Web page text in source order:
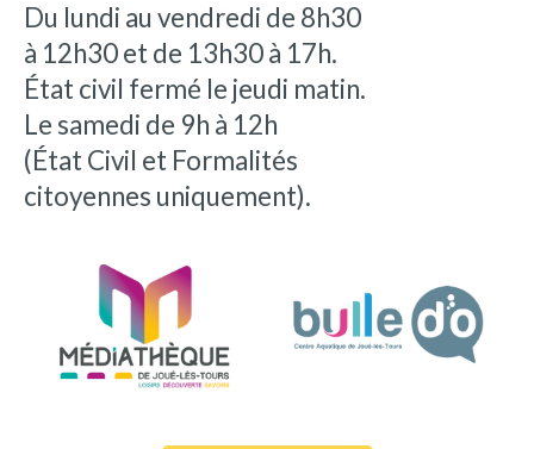
Du lundi au vendredi de 8h30
à 12h30 et de 13h30 à 17h.
État civil fermé le jeudi matin.
Le samedi de 9h à 12h
(État Civil et Formalités
citoyennes uniquement).